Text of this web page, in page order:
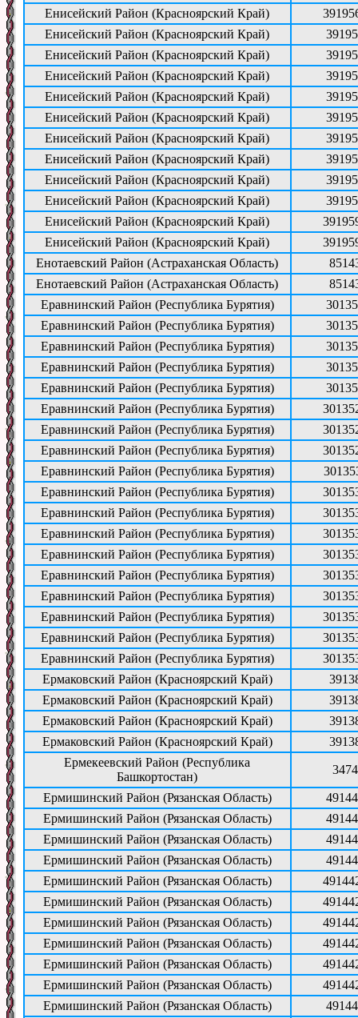
Енисейский Район (Красноярский Край)
Енисейский Район (Красноярский Край)
Енисейский Район (Красноярский Край)
Енисейский Район (Красноярский Край)
Енисейский Район (Красноярский Край)
Енисейский Район (Красноярский Край)
Енисейский Район (Красноярский Край)
Енисейский Район (Красноярский Край)
Енисейский Район (Красноярский Край)
Енисейский Район (Красноярский Край)
Енисейский Район (Красноярский Край)
Енисейский Район (Красноярский Край)
Енотаевский Район (Астраханская Область)
Енотаевский Район (Астраханская Область)
Еравнинский Район (Республика Бурятия)
Еравнинский Район (Республика Бурятия)
Еравнинский Район (Республика Бурятия)
Еравнинский Район (Республика Бурятия)
Еравнинский Район (Республика Бурятия)
Еравнинский Район (Республика Бурятия)
Еравнинский Район (Республика Бурятия)
Еравнинский Район (Республика Бурятия)
Еравнинский Район (Республика Бурятия)
Еравнинский Район (Республика Бурятия)
Еравнинский Район (Республика Бурятия)
Еравнинский Район (Республика Бурятия)
Еравнинский Район (Республика Бурятия)
Еравнинский Район (Республика Бурятия)
Еравнинский Район (Республика Бурятия)
Еравнинский Район (Республика Бурятия)
Еравнинский Район (Республика Бурятия)
Еравнинский Район (Республика Бурятия)
Ермаковский Район (Красноярский Край)
Ермаковский Район (Красноярский Край)
Ермаковский Район (Красноярский Край)
Ермаковский Район (Красноярский Край)
Ермекеевский Район (Республика
Башкортостан)
Ермишинский Район (Рязанская Область)
Ермишинский Район (Рязанская Область)
Ермишинский Район (Рязанская Область)
Ермишинский Район (Рязанская Область)
Ермишинский Район (Рязанская Область)
Ермишинский Район (Рязанская Область)
Ермишинский Район (Рязанская Область)
Ермишинский Район (Рязанская Область)
Ермишинский Район (Рязанская Область)
Ермишинский Район (Рязанская Область)
Ермишинский Район (Рязанская Область)